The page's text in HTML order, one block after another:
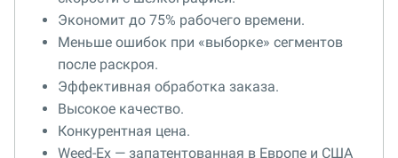
Экономит до 75% рабочего времени.
Меньше ошибок при «выборке» сегментов
после раскроя.
Эффективная обработка заказа.
Высокое качество.
Конкурентная цена.
Weed-Ex — запатентованная в Европе и США